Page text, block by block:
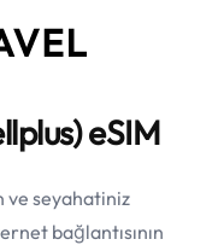
eSIM
ve seyahatiniz
bağlantısının